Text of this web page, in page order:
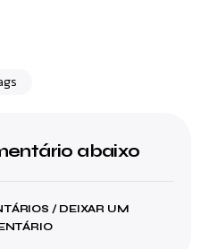
abaixo
/ DEIXAR UM